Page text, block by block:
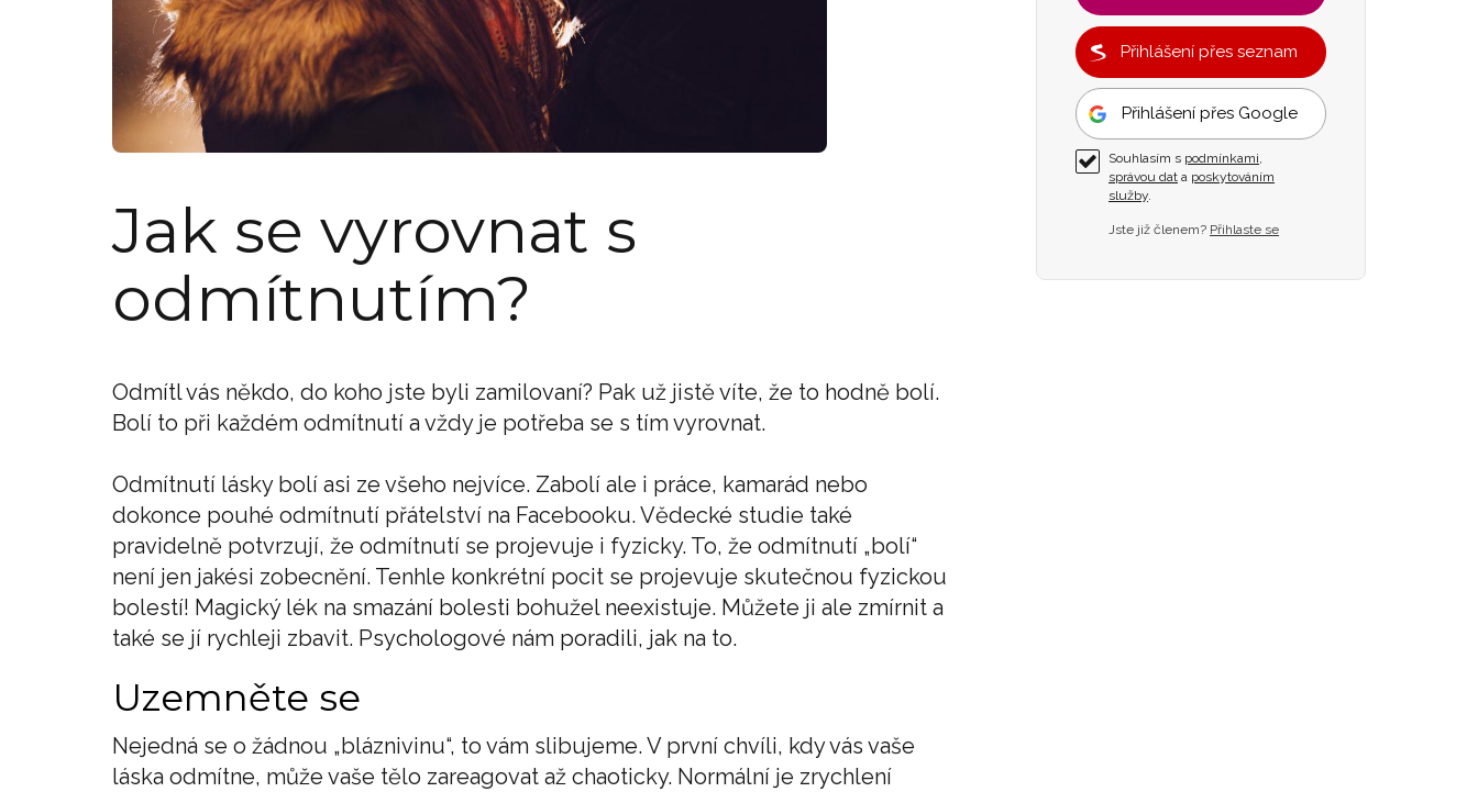
Jak se vyrovnat s
odmítnutím?
Odmítl vás někdo, do koho jste byli zamilovaní? Pak už jistě víte, že to hodně bolí.
Bolí to při každém odmítnutí a vždy je potřeba se s tím vyrovnat.
Odmítnutí lásky bolí asi ze všeho nejvíce. Zabolí ale i práce, kamarád nebo
dokonce pouhé odmítnutí přátelství na Facebooku. Vědecké studie také
pravidelně potvrzují, že odmítnutí se projevuje i fyzicky. To, že odmítnutí „bolí“
není jen jakési zobecnění. Tenhle konkrétní pocit se projevuje skutečnou fyzickou
bolestí! Magický lék na smazání bolesti bohužel neexistuje. Můžete ji ale zmírnit a
také se jí rychleji zbavit. Psychologové nám poradili, jak na to.
Uzemněte se
Nejedná se o žádnou „bláznivinu“, to vám slibujeme. V první chvíli, kdy vás vaše
láska odmítne, může vaše tělo zareagovat až chaoticky. Normální je zrychlení
Přihlášení přes seznam
Přihlášení přes Google
Souhlasím s podmínkami,
správou dat a poskytováním
služby.
Jste již členem? Přihlaste se